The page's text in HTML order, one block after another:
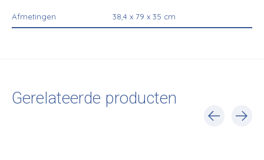
Afmetingen 38,4 x 79 x 35 cm
Gerelateerde producten